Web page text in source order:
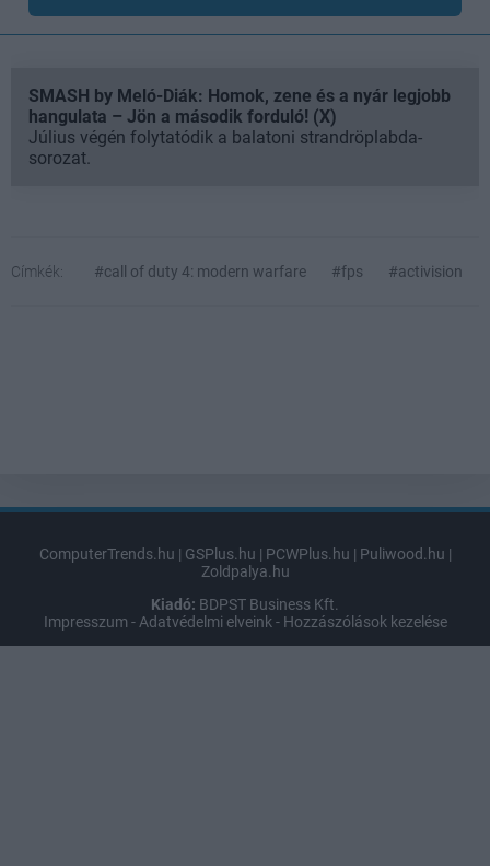
SMASH by Meló-Diák: Homok, zene és a nyár legjobb
hangulata – Jön a második forduló! (X)
Július végén folytatódik a balatoni strandröplabda-
sorozat.
Címkék: #call of duty 4: modern warfare #fps #activision
ComputerTrends.hu | GSPlus.hu | PCWPlus.hu | Puliwood.hu |
Zoldpalya.hu
Kiadó: BDPST Business Kft.
Impresszum - Adatvédelmi elveink - Hozzászólások kezelése